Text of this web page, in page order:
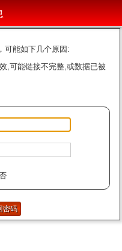
可能如下几个原因:
,可能链接不完整,或数据已被